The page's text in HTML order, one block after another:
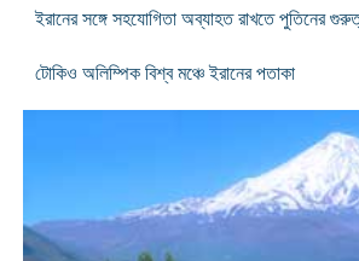
ইরানের সঙ্গে সহযোগিতা অব্যাহত রাখতে পুতিনের
টোকিও অলিম্পিক বিশ্ব মঞ্চে ইরানের পতাকা